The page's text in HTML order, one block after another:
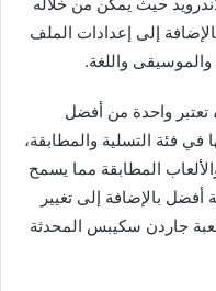
إلى إعدادات الملف
واللغة.
تعتبر واحدة من أفضل
في فئة التسلية والمطابقة،
المطابقة مما يسمح
بالإضافة إلى تغيير
جاردن سكيبس المحدثة